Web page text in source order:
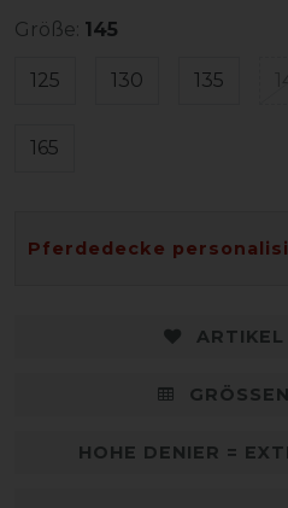
Größe: 145
125 130 135
165
Pferdedecke
ARTIKEL
HOHE DENIER =